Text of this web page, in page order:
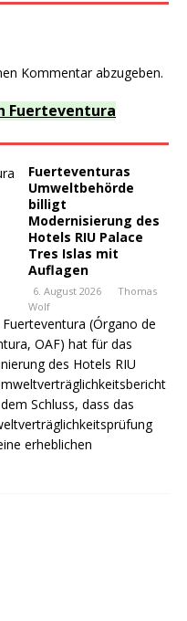
Kommentar abzugeben.
Fuerteventura
Fuerteventuras
Umweltbehörde
billigt
Modernisierung des
Hotels RIU Palace
Tres Islas mit
Auflagen
6. August 2026
Thomas
Wolf
(Órgano de
OAF) hat für das
des Hotels RIU
Schluss, dass das
erheblichen